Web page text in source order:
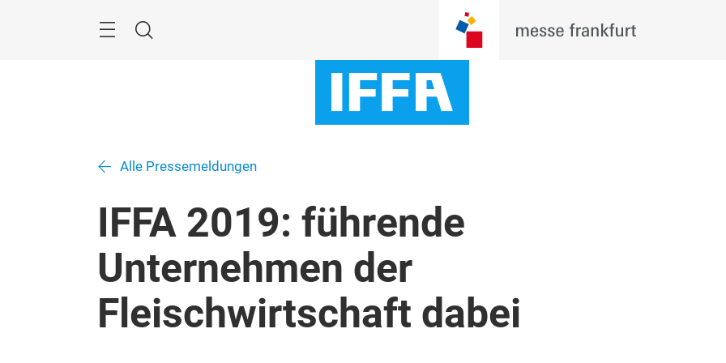
Suche
Alle Pressemeldungen
IFFA 2019: führende
Unternehmen der
Fleischwirtschaft dabei